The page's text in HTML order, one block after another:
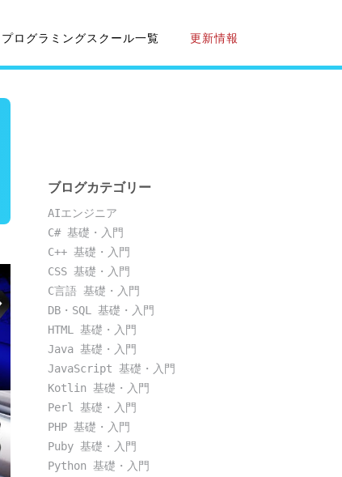
プログラミングスクール一覧 更新情報
ブログカテゴリー
AIエンジニア
C# 基礎・入門
C++ 基礎・入門
CSS 基礎・入門
C言語 基礎・入門
DB・SQL 基礎・入門
HTML 基礎・入門
Java 基礎・入門
JavaScript 基礎・入門
Kotlin 基礎・入門
Perl 基礎・入門
PHP 基礎・入門
Puby 基礎・入門
Python 基礎・入門